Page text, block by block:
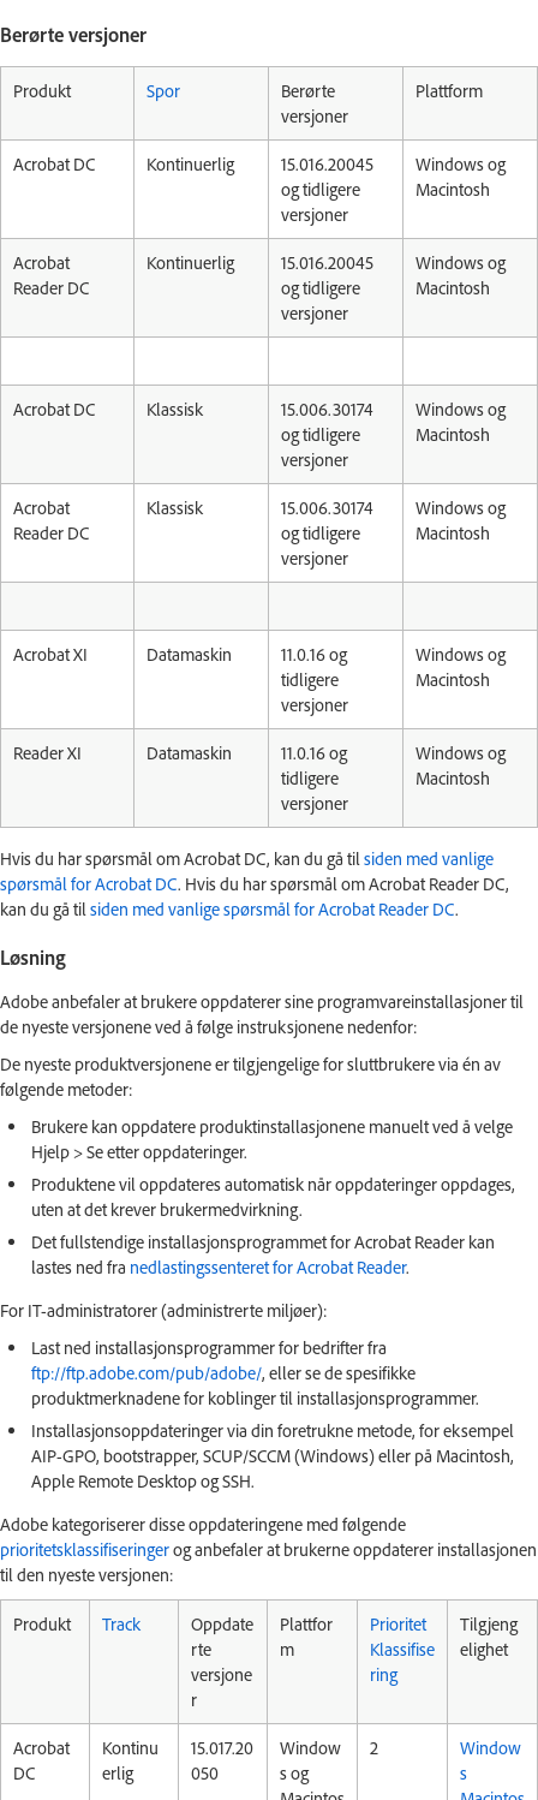
Berørte versjoner
Produkt Spor
Berørte
versjoner
Plattform
Acrobat DC Kontinuerlig
15.016.20045
og tidligere
versjoner
Windows og
Macintosh
Acrobat
Reader DC
Kontinuerlig
15.016.20045
og tidligere
versjoner
Windows og
Macintosh
Acrobat DC Klassisk
15.006.30174
og tidligere
versjoner
Windows og
Macintosh
Acrobat
Reader DC
Klassisk
15.006.30174
og tidligere
versjoner
Windows og
Macintosh
Acrobat XI Datamaskin
11.0.16 og
tidligere
versjoner
Windows og
Macintosh
Reader XI Datamaskin
11.0.16 og
tidligere
versjoner
Windows og
Macintosh
Hvis du har spørsmål om Acrobat DC, kan du gå tilsiden med vanlige
spørsmål for Acrobat DC. Hvis du har spørsmål om Acrobat Reader DC,
kan du gå tilsiden med vanlige spørsmål for Acrobat Reader DC.
Løsning
Adobe anbefaler at brukere oppdaterer sine programvareinstallasjoner til
de nyeste versjonene ved å følge instruksjonene nedenfor:
De nyeste produktversjonene er tilgjengelige for sluttbrukere via én av
følgende metoder:
Brukere kan oppdatere produktinstallasjonene manuelt ved å velge
Hjelp > Se etter oppdateringer.
Produktene vil oppdateres automatisk når oppdateringer oppdages,
uten at det krever brukermedvirkning.
Det fullstendige installasjonsprogrammet for Acrobat Reader kan
lastes ned fra nedlastingssenteret for Acrobat Reader.
For IT-administratorer (administrerte miljøer):
Last ned installasjonsprogrammer for bedrifter fra
ftp://ftp.adobe.com/pub/adobe/, eller se de spesifikke
produktmerknadene for koblinger til installasjonsprogrammer.
Installasjonsoppdateringer via din foretrukne metode, for eksempel
AIP-GPO, bootstrapper, SCUP/SCCM (Windows) eller på Macintosh,
Apple Remote Desktop og SSH.
Adobe kategoriserer disse oppdateringene med følgende
prioritetsklassifiseringerog anbefaler at brukerne oppdaterer installasjonen
til den nyeste versjonen:
Produkt Track
Oppdate
rte
versjone
r
Plattfor
m
Prioritet
Klassifise
ring
Tilgjeng
elighet
Acrobat
DC
Kontinu
erlig
15.017.20
050
Window
s og
2
Window
s